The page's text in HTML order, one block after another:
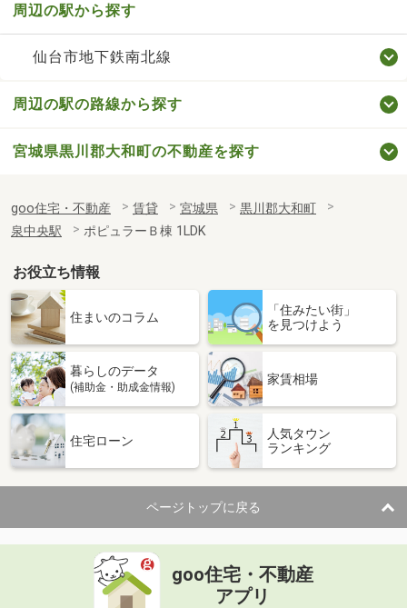
周辺の駅から探す
仙台市地下鉄南北線
周辺の駅の路線から探す
宮城県黒川郡大和町の不動産を探す
goo住宅・不動産 賃貸 宮城県
黒川郡大和町
泉中央駅
ポピュラーＢ棟 1LDK
お役立ち情報
住まいのコラム
「住みたい街」
を見つけよう
暮らしのデータ
(補助金・助成金情報)
家賃相場
住宅ローン
人気タウン
ランキング
ページトップに戻る
goo住宅・不動産
アプリ